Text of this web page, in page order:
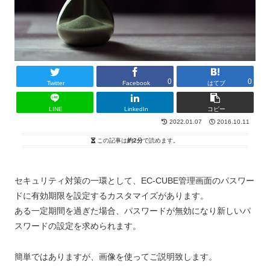
Twitter Facebook 0 はてブ 0
LINE LinkedIn
コピー
2022.01.07
2016.10.11
この記事は約2分で読めます。
セキュリティ対策の一環として、EC-CUBE管理画面のパスワー
ドに有効期限を設定するカスタマイズがあります。
ある一定期間を過ぎた場合、パスワードが無効になり新しいパ
スワードの設定を求められます。
簡単ではありますが、画像を使ってご説明致します。